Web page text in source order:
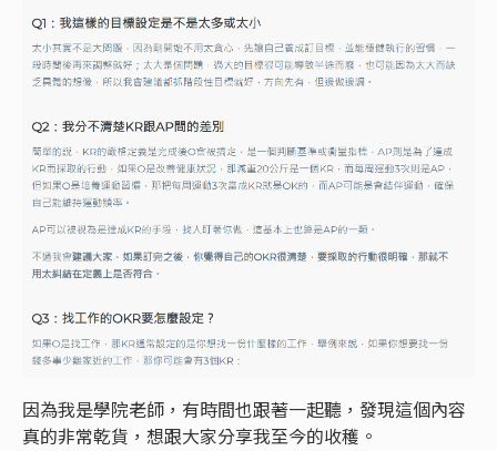
因為我是學院老師，有時間也跟著一起聽，發現這個內容
真的非常乾貨，想跟大家分享我至今的收穫。